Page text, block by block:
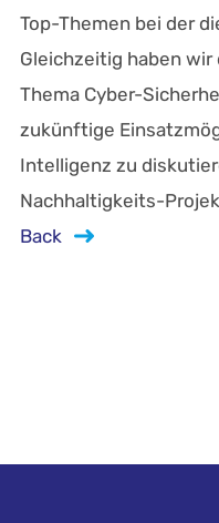
Top-Themen bei der
Gleichzeitig haben
Thema Cyber-
zukünftige
Intelligenz zu
Nachhaltigkeits-
Back